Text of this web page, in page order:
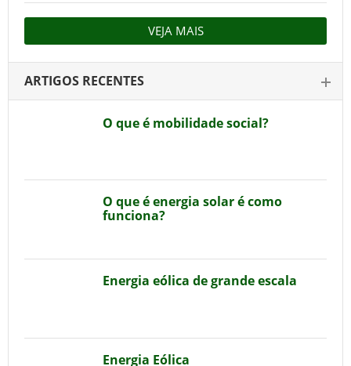
VEJA MAIS
ARTIGOS RECENTES
O que é mobilidade social?
O que é energia solar é como
funciona?
Energia eólica de grande escala
Energia Eólica